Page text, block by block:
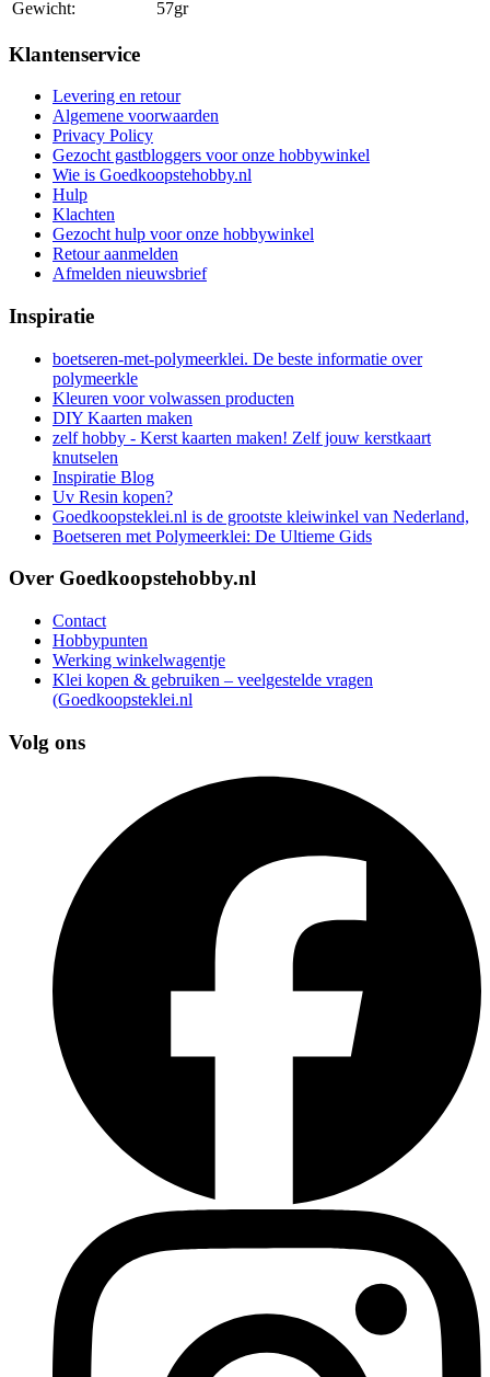
Gewicht: 57gr
Klantenservice
Levering en retour
Algemene voorwaarden
Privacy Policy
Gezocht gastbloggers voor onze hobbywinkel
Wie is Goedkoopstehobby.nl
Hulp
Klachten
Gezocht hulp voor onze hobbywinkel
Retour aanmelden
Afmelden nieuwsbrief
Inspiratie
boetseren-met-polymeerklei. De beste informatie over
polymeerkle
Kleuren voor volwassen producten
DIY Kaarten maken
zelf hobby - Kerst kaarten maken! Zelf jouw kerstkaart
knutselen
Inspiratie Blog
Uv Resin kopen?
Goedkoopsteklei.nl is de grootste kleiwinkel van Nederland,
Boetseren met Polymeerklei: De Ultieme Gids
Over Goedkoopstehobby.nl
Contact
Hobbypunten
Werking winkelwagentje
Klei kopen & gebruiken – veelgestelde vragen
(Goedkoopsteklei.nl
Volg ons